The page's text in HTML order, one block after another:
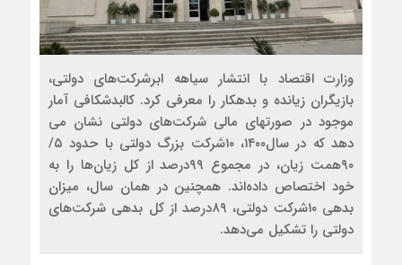
وزارت اقتصاد با انتشار سیاهه ابرشرکت‌های دولتی،
بازیگران زیان‏ده و بدهکار را معرفی کرد. کالبدشکافی آمار
موجود در صورت‏های مالی شرکت‌های دولتی نشان می
دهد که در سال۱۴۰۰، ۱۰شرکت بزرگ دولتی با حدود ۵/
۹۰همت زیان، در مجموع ۹۹درصد از کل زیان‌ها را به
خود اختصاص داده‌اند. همچنین در همان سال، میزان
بدهی ۱۰شرکت دولتی، ۸۹درصد از کل بدهی شرکت‌های
دولتی را تشکیل می‌دهد.